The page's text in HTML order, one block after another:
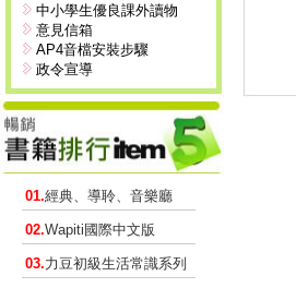
中小學生優良課外讀物
意見信箱
AP4音檔安裝步驟
政令宣導
01.經典、導聆、音樂廳
02.Wapiti國際中文版
03.力豆初級生活常識系列